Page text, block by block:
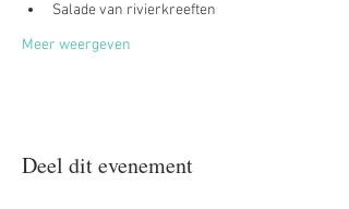
Salade van rivierkreeften
Meer weergeven
Deel dit evenement